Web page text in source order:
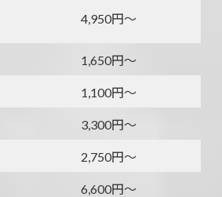
4,950円～
1,650円～
1,100円～
3,300円～
2,750円～
6,600円～